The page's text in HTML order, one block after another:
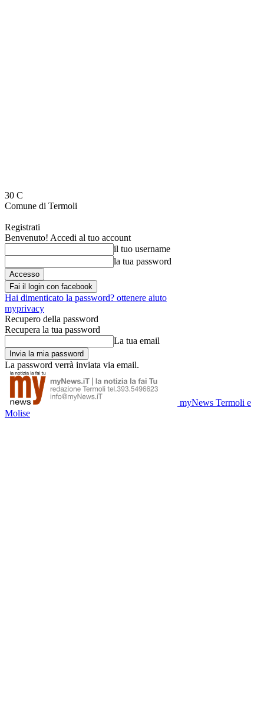
30 C
Comune di Termoli
Registrati
Benvenuto! Accedi al tuo account
il tuo username
la tua password
Fai il login con facebook
Hai dimenticato la password? ottenere aiuto
myprivacy
Recupero della password
Recupera la tua password
La tua email
La password verrà inviata via email.
myNews Termoli e
Molise